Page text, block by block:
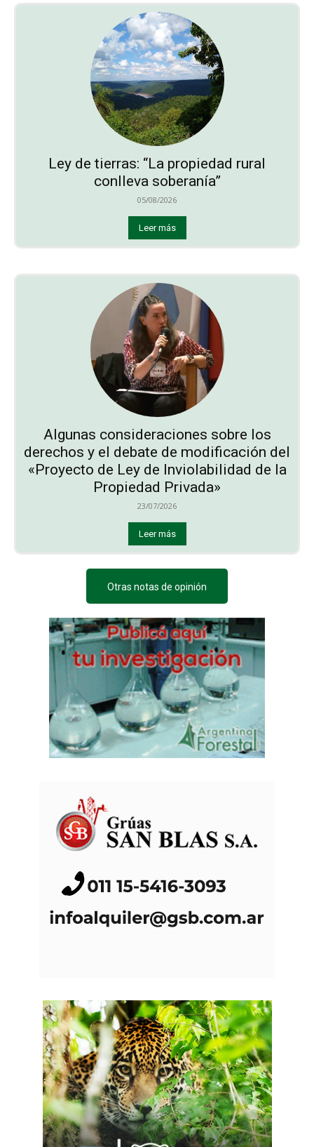
Ley de tierras: “La propiedad rural
conlleva soberanía”
05/08/2026
Leer más
Algunas consideraciones sobre los
derechos y el debate de modificación del
«Proyecto de Ley de Inviolabilidad de la
Propiedad Privada»
23/07/2026
Leer más
Otras notas de opinión